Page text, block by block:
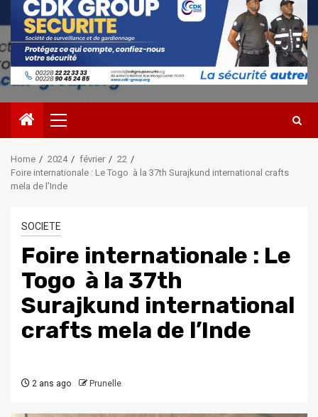
Primary
Menu
Home 2024 février
22
Foire internationale : Le Togo à la 37th Surajkund international crafts
mela de l’Inde
SOCIETE
Foire internationale : Le
Togo à la 37th
Surajkund international
crafts mela de l’Inde
2 ans ago Prunelle